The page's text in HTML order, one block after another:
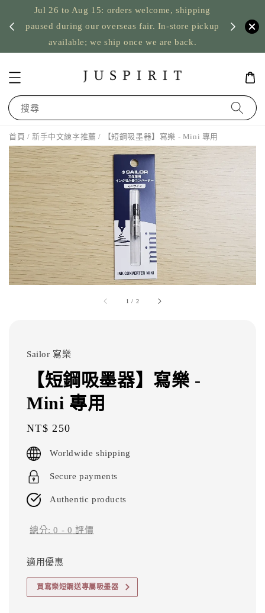
Jul 26 to Aug 15: orders welcome, shipping
paused during our overseas fair. In-store pickup
available; we ship once we are back.
US
搜尋
首頁 /新手中文練字推薦 / 【短鋼吸墨器】寫樂 - Mini 專用
1 / 2
Sailor 寫樂
【短鋼吸墨器】寫樂 -
Mini 專用
Regular
price
NT$ 250
Worldwide shipping
Secure payments
Authentic products
總分:0 - 0 評價
適用優惠
買寫樂短鋼送專屬吸墨器